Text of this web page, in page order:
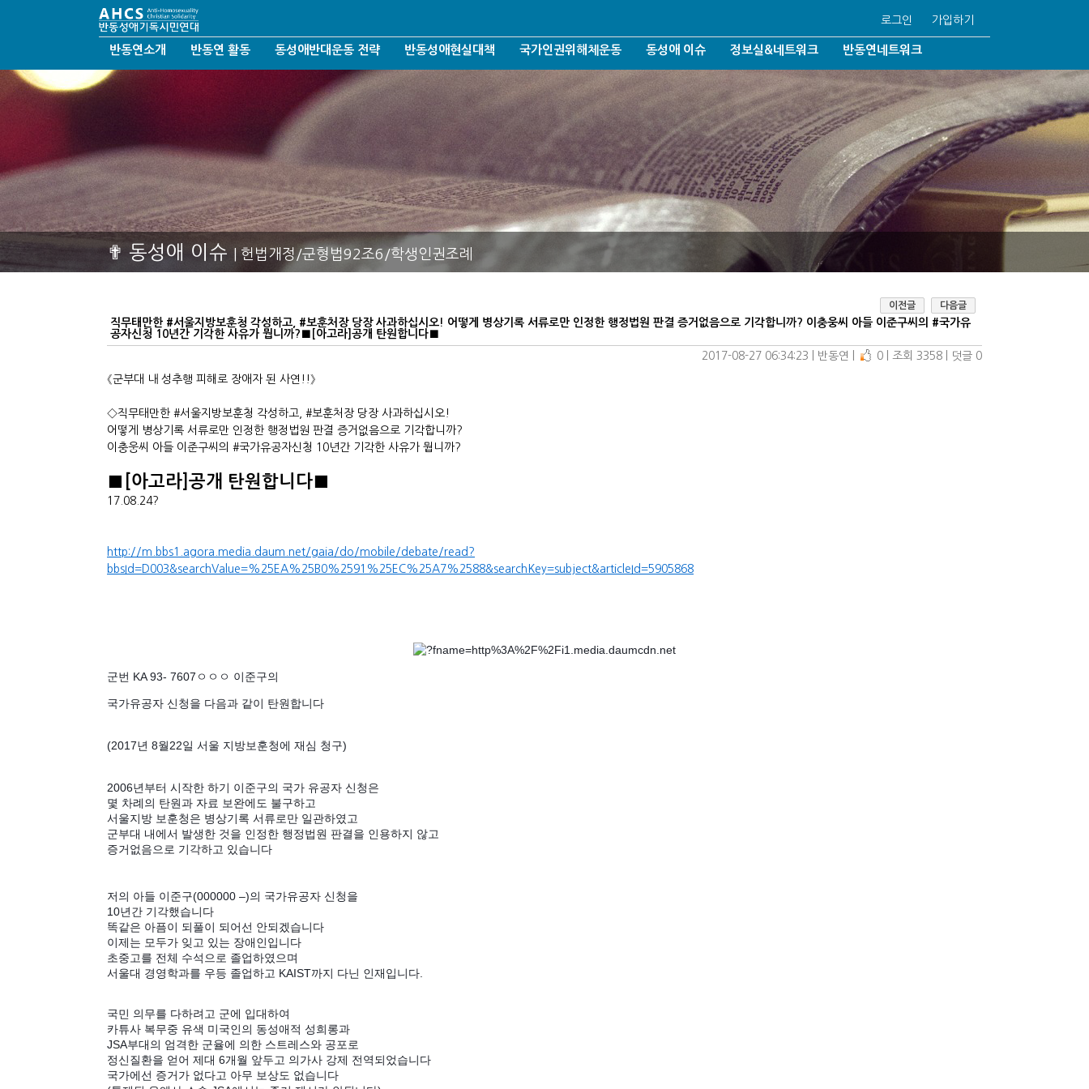
로그인 가입하기
반동연소개
반동연비전
섬기는 분들
반동연지회
오시는길
후원안내
반동연 활동
반동연칼럼
반동연앨범
반동연동영상
동성애반대운동 전략
반동성애운동
탈동성애운동
한국교회갱신정화운동
결혼가정회복운동
반동성애현실대책
반동성애운동철학
반동성애운동조직화
반동성애운동후원조직화
반동성애운동네트워크
결혼가정출산장려운동
건강사회회복운동
언론방송모니터링
국가인권위해체운동
인권위/젠더/가짜인권
인권위와 차별금지법
인권위 언론보도 악행들
인권위 해체운동
동성애 이슈
선천성/전환치료
AIDS/성병
젠더/성소수자
포괄적차별금지법/동성결혼
헌법개정/군형법92조6/학생인권조례
퀴어축체/퀴어신학이단
표현의자유침해/기독교박해
반대자처벌/기타
정보실&네트워크
반동연언론보도
반동연자료실
국내협력기관
해외협력기관
Q&A
자유게시판
동성애온라인/일대일상담
반동연네트워크
✟ 동성애 이슈 | 헌법개정/군형법92조6/학생인권조례
이전글 다음글
직무태만한 #서울지방보훈청 각성하고, #보훈처장 당장 사과하십시오! 어떻게 병상기록 서류로만 인정한 행정법원 판결 증거없음으로 기각합니까? 이충웅씨 아들 이준구씨의 #국가유
공자신청 10년간 기각한 사유가 뭡니까?■[아고라]공개 탄원합니다■
2017-08-27 06:34:23
반동연 0 조회 3358 덧글 0
《군부대 내 성추행 피해로 장애자 된 사연!!》
◇직무태만한 #서울지방보훈청 각성하고, #보훈처장 당장 사과하십시오!
어떻게 병상기록 서류로만 인정한 행정법원 판결 증거없음으로 기각합니까?
이충웅씨 아들 이준구씨의 #국가유공자신청 10년간 기각한 사유가 뭡니까?
■[아고라]공개 탄원합니다■
17.08.24?
http://m.bbs1.agora.media.daum.net/gaia/do/mobile/debate/read?
bbsId=D003&searchValue=%25EA%25B0%2591%25EC%25A7%2588&searchKey=subject&articleId=5905868
군번 KA 93- 7607ㅇㅇㅇ 이준구의
국가유공자 신청을 다음과 같이 탄원합니다
(2017년 8월22일 서울 지방보훈청에 재심 청구)
2006년부터 시작한 하기 이준구의 국가 유공자 신청은
몇 차례의 탄원과 자료 보완에도 불구하고
서울지방 보훈청은 병상기록 서류로만 일관하였고
군부대 내에서 발생한 것을 인정한 행정법원 판결을 인용하지 않고
증거없음으로 기각하고 있습니다
저의 아들 이준구(000000 –)의 국가유공자 신청을
10년간 기각했습니다
똑같은 아픔이 되풀이 되어선 안되겠습니다
이제는 모두가 잊고 있는 장애인입니다
초중고를 전체 수석으로 졸업하였으며
서울대 경영학과를 우등 졸업하고 KAIST까지 다닌 인재입니다.
국민 의무를 다하려고 군에 입대하여
카튜사 복무중 유색 미국인의 동성애적 성희롱과
JSA부대의 엄격한 군율에 의한 스트레스와 공포로
정신질환을 얻어 제대 6개월 앞두고 의가사 강제 전역되었습니다
국가에선 증거가 없다고 아무 보상도 없습니다